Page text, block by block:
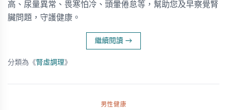
高、尿量異常、畏寒怕冷、頭暈倦怠等，幫助您及早察覺腎
臟問題，守護健康。
繼續閱讀 →
分類為《腎虛調理》
男性健康